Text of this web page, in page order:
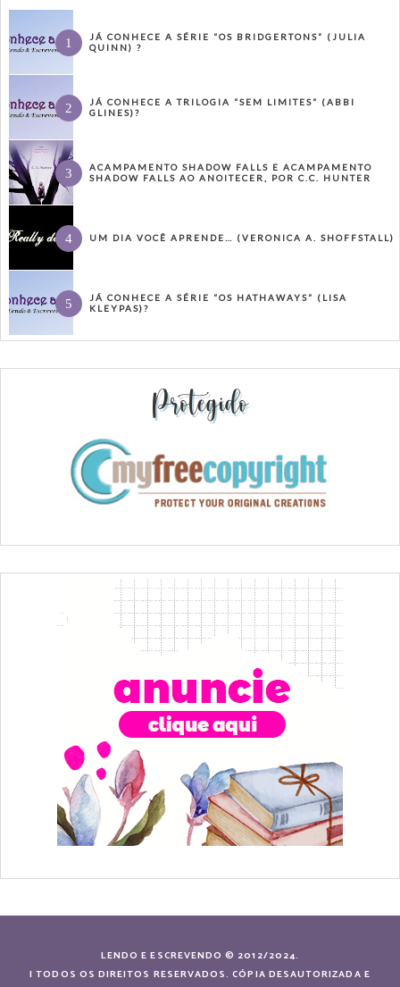
JÁ CONHECE A SÉRIE “OS BRIDGERTONS” (JULIA
QUINN) ?
JÁ CONHECE A TRILOGIA “SEM LIMITES” (ABBI
GLINES)?
ACAMPAMENTO SHADOW FALLS E ACAMPAMENTO
SHADOW FALLS AO ANOITECER, POR C.C. HUNTER
UM DIA VOCÊ APRENDE… (VERONICA A. SHOFFSTALL)
JÁ CONHECE A SÉRIE “OS HATHAWAYS” (LISA
KLEYPAS)?
Protegido
LENDO E ESCREVENDO © 2012/2024.
| TODOS OS DIREITOS RESERVADOS. CÓPIA DESAUTORIZADA E